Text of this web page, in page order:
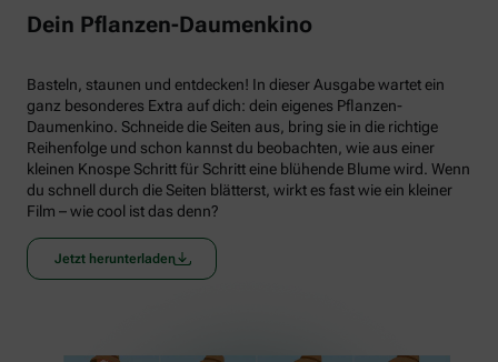
Dein Pflanzen-Daumenkino
Basteln, staunen und entdecken! In dieser Ausgabe wartet ein
ganz besonderes Extra auf dich: dein eigenes Pflanzen-
Daumenkino. Schneide die Seiten aus, bring sie in die richtige
Reihenfolge und schon kannst du beobachten, wie aus einer
kleinen Knospe Schritt für Schritt eine blühende Blume wird. Wenn
du schnell durch die Seiten blätterst, wirkt es fast wie ein kleiner
Film – wie cool ist das denn?
Jetzt herunterladen